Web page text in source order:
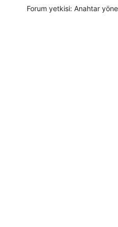
Forum yetkisi: Anahtar